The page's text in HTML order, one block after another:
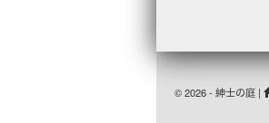
© 2026 - 紳士の庭 |